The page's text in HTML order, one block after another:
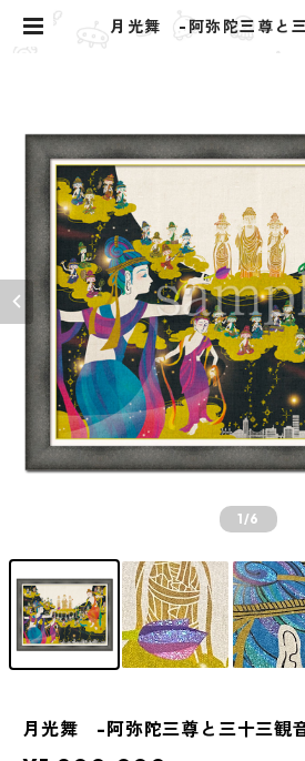
月光舞 -阿弥陀三尊と三
| Yuu. design
1/6
月光舞 -阿弥陀三尊と三十三観